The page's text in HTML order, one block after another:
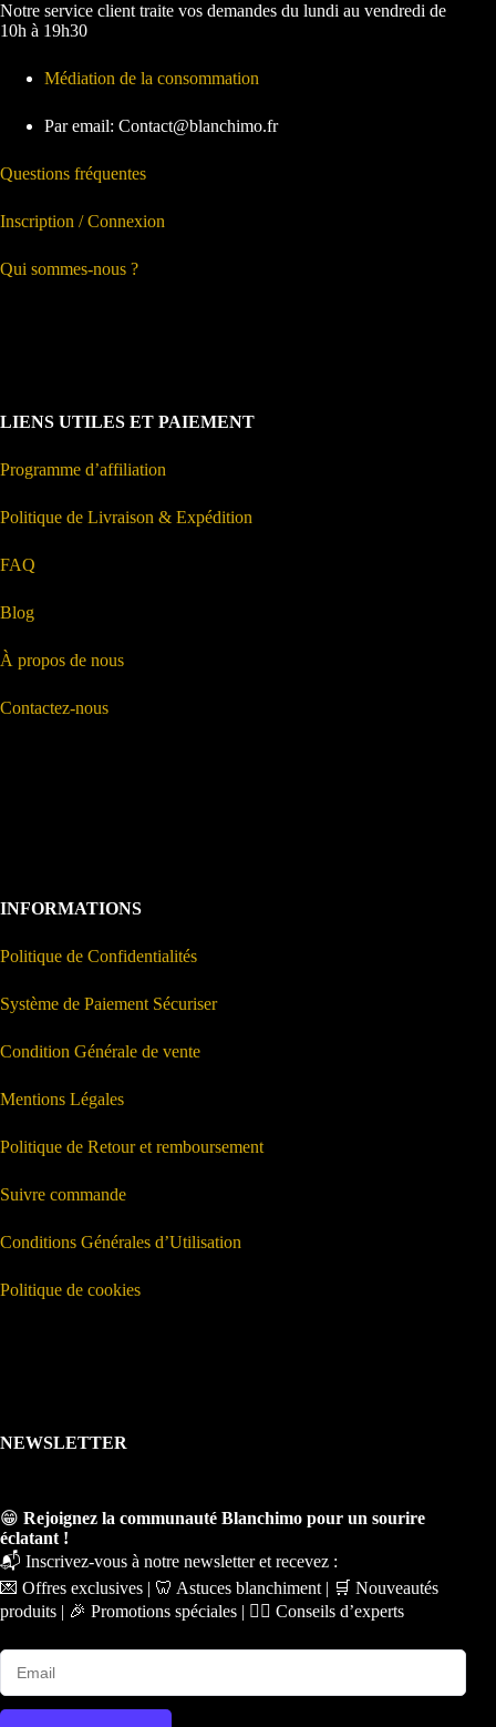
Notre service client traite vos demandes du lundi au vendredi de
10h à 19h30
Médiation de la consommation
Par email: Contact@blanchimo.fr
Questions fréquentes
Inscription / Connexion
Qui sommes-nous ?
LIENS UTILES ET PAIEMENT
Programme d’affiliation
Politique de Livraison & Expédition
FAQ
Blog
À propos de nous
Contactez-nous
INFORMATIONS
Politique de Confidentialités
Système de Paiement Sécuriser
Condition Générale de vente
Mentions Légales
Politique de Retour et remboursement
Suivre commande
Conditions Générales d’Utilisation
Politique de cookies
NEWSLETTER
😁 Rejoignez la communauté Blanchimo pour un sourire
éclatant !
📬 Inscrivez-vous à notre newsletter et recevez :
💌 Offres exclusives | 🦷 Astuces blanchiment | 🛒 Nouveautés
produits | 🎉 Promotions spéciales | 🧑‍⚕️ Conseils d’experts